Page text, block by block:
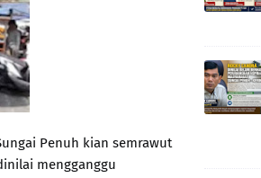
Penuh kian semrawut
mengganggu